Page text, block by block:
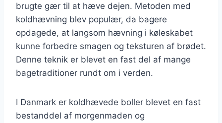
brugte gær til at hæve dejen. Metoden med
koldhævning blev populær, da bagere
opdagede, at langsom hævning i køleskabet
kunne forbedre smagen og teksturen af brødet.
Denne teknik er blevet en fast del af mange
bagetraditioner rundt om i verden.
I Danmark er koldhævede boller blevet en fast
bestanddel af morgenmaden og